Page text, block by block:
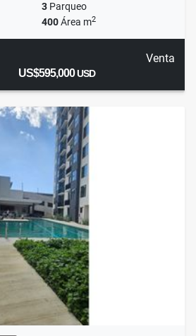
3 Parqueo
400Área m2
Venta
US$595,000USD